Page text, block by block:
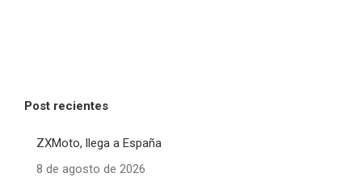
Post recientes
ZXMoto, llega a España
8 de agosto de 2026